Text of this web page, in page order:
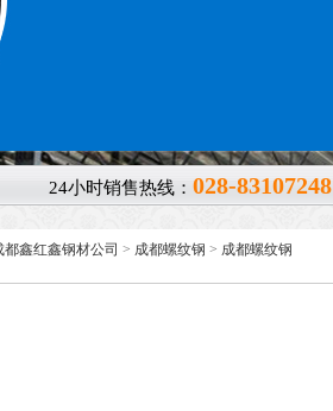
24小时销售热线： 028-83107248
鑫红鑫钢材公司 > 成都螺纹钢 > 成都螺纹钢